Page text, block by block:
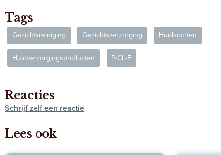
Tags
Gezichtsreiniging Gezichtsverzorging Huidsoorten
Huidverzorgingsproducten P-CL-E
Reacties
Schrijf zelf een reactie
Lees ook